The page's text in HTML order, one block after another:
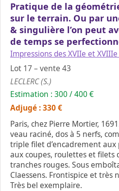
Pratique de la
sur le terrain. Ou par
& singulière l’on peut
de temps se
Impressions des XVIIe et
Lot 17 – vente 43
LECLERC (S.)
Estimation : 300 / 400 €
Adjugé : 330 €
Paris, chez Pierre Mortier,
veau raciné, dos à 5 nerfs,
triple filet d’encadrement
aux coupes, roulettes et filets
tranches rouges. Sous
Claessens. Frontispice et très
Très bel exemplaire.